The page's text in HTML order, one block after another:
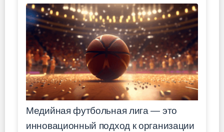
Медийная футбольная лига — это
инновационный подход к организации